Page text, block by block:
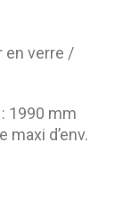
en verre /
1990 mm
maxi d’env.